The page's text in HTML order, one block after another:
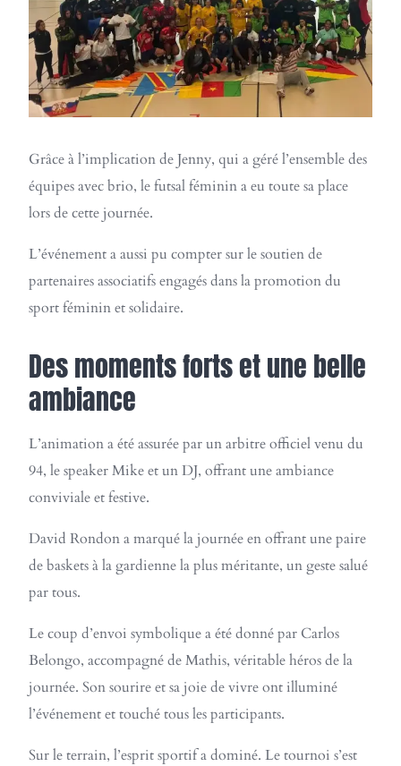
Grâce à l’implication de Jenny, qui a géré l’ensemble des
équipes avec brio, le futsal féminin a eu toute sa place
lors de cette journée.
L’événement a aussi pu compter sur le soutien de
partenaires associatifs engagés dans la promotion du
sport féminin et solidaire.
Des moments forts et une belle
ambiance
L’animation a été assurée par un arbitre officiel venu du
94, le speaker Mike et un DJ, offrant une ambiance
conviviale et festive.
David Rondon a marqué la journée en offrant une paire
de baskets à la gardienne la plus méritante, un geste salué
par tous.
Le coup d’envoi symbolique a été donné par Carlos
Belongo, accompagné de Mathis, véritable héros de la
journée. Son sourire et sa joie de vivre ont illuminé
l’événement et touché tous les participants.
Sur le terrain, l’esprit sportif a dominé. Le tournoi s’est